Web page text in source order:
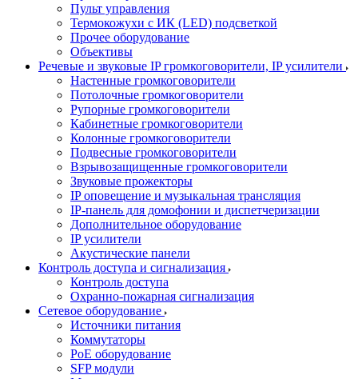
Пульт управления
Термокожухи с ИК (LED) подсветкой
Прочее оборудование
Объективы
Речевые и звуковые IP громкоговорители, IP усилители
Настенные громкоговорители
Потолочные громкоговорители
Рупорные громкоговорители
Кабинетные громкоговорители
Колонные громкоговорители
Подвесные громкоговорители
Взрывозащищенные громкоговорители
Звуковые прожекторы
IP оповещение и музыкальная трансляция
IP-панель для домофонии и диспетчеризации
Дополнительное оборудование
IP усилители
Акустические панели
Контроль доступа и сигнализация
Контроль доступа
Охранно-пожарная сигнализация
Сетевое оборудование
Источники питания
Коммутаторы
PoE оборудование
SFP модули